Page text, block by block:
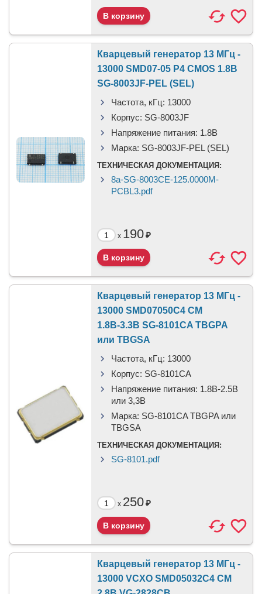
Кварцевый генератор 13 МГц -
13000 SMD07-05 P4 CMOS 1.8В
SG-8003JF-PEL (SEL)
Частота, кГц: 13000
Корпус: SG-8003JF
Напряжение питания: 1.8В
Марка: SG-8003JF-PEL (SEL)
ТЕХНИЧЕСКАЯ ДОКУМЕНТАЦИЯ:
8a-SG-8003CE-125.0000M-
PCBL3.pdf
x 190₽
Кварцевый генератор 13 МГц -
13000 SMD07050C4 CM
1.8В-3.3В SG-8101CA TBGPA
или TBGSA
Частота, кГц: 13000
Корпус: SG-8101CA
Напряжение питания: 1.8В-2.5B
или 3,3B
Марка: SG-8101CA TBGPA или
TBGSA
ТЕХНИЧЕСКАЯ ДОКУМЕНТАЦИЯ:
SG-8101.pdf
x 250₽
Кварцевый генератор 13 МГц -
13000 VCXO SMD05032C4 CM